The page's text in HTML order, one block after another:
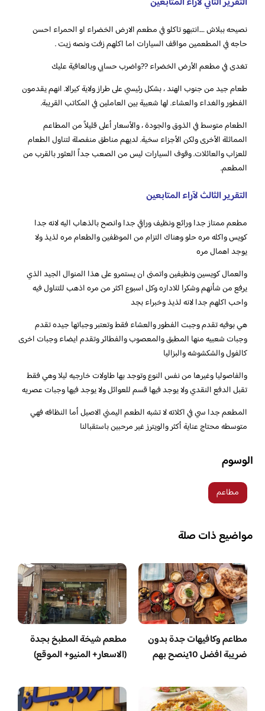
‏نصيحه ببلاش ….انتبهو تاكلو في مطعم الارض الخضراء او الحمراء احسن
حاجه في المطعمين مواقف السيارات اما اكلهم زفت ونصه زيت .
طعام جيد من جنوب الهند ، بشكل رئيسي على طراز ولاية كيرالا. انهم يقدمون
الفطور والغداء والعشاء. لها شعبية بين العاملين في المكاتب القريبة.
الطعام متوسط ​​في الذوق والجودة ، والأسعار أعلى قليلاً من المطاعم
المماثلة الأخرى ولكن الأجزاء سخية. لديهم مناطق منفصلة لتناول الطعام
للعزاب والعائلات. وقوف السيارات ليس من الصعب جداً العثور بالقرب من
المطعم.
التقرير الثالث لآراء المتابعين
مطعم ممتاز جدا ورائع ونظيف وراقي جدا وانصح بالذهاب اليه لانه جدا
كويس واكله مره حلو وهناك التزام من الموظفين والطعام مره لذيذ ولا
يوجد اهمال مره
والعمال كويسين ونظيفين واتمنى ان يستمرو على هذا المنوال الجيد الذي
يرفع من شأنهم وشكرا للاداره وكل اسبوع اكثر من مره اذهب للتناول فيه
واحب اكلهم جدا لانه لذيذ وخبراء بجد
هي بوفيه تقدم وجبت الفطور والعشاء فقط وتعتبر وجباتها جيده تقدم
وجبات شعبيه منها المطبق والمعصوب والفطائر وتقدم ايضاء وجبات اخرى
كالفول والشكشوشه والبزاليا
والفاصوليا وغيرها من نفس النوع وتوجد بها طاولات خارجيه ليلا وهي فقط
تقبل الدفع النقدي ولا يوجد فيها قسم للعوائل ولا يوجد فيها وجبات عصريه
المطعم جدا سي في اكلاته لا تشبه الطعم اليمني الاصيل أما النظافه فهي
متوسطه محتاج عناية أكثر والويترز غير مرحبين باستقبالنا
الوسوم
مطاعم
مواضيع ذات صلة
مطاعم وكافيهات جدة بدون
ضريبة افضل 10ينصح بهم
مطعم شيخة المطبخ بجدة
(الاسعار+ المنيو+ الموقع)